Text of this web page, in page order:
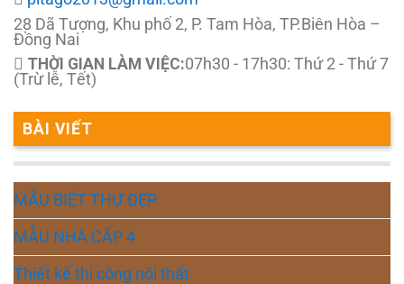
28 Dã Tượng, Khu phố 2, P. Tam Hòa, TP.Biên Hòa –
Đồng Nai
THỜI GIAN LÀM VIỆC:07h30 - 17h30: Thứ 2 - Thứ 7
(Trừ lễ, Tết)
BÀI VIẾT
MẪU BIỆT THỰ ĐẸP
MẪU NHÀ CẤP 4
Thiết kế thi công nội thất